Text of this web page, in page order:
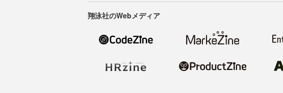
翔泳社のWebメディア